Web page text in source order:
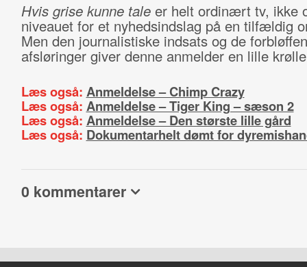
Hvis grise kunne taleer helt ordinært tv, ikke
niveauet for et nyhedsindslag på en tilfældig
Men den journalistiske indsats og de
afsløringer giver denne anmelder en lille
Læs også: Anmeldelse – Chimp Crazy
Læs også: Anmeldelse – Tiger King – sæson 2
Læs også: Anmeldelse – Den største lille gård
Læs også: Dokumentarhelt dømt for
0 kommentarer